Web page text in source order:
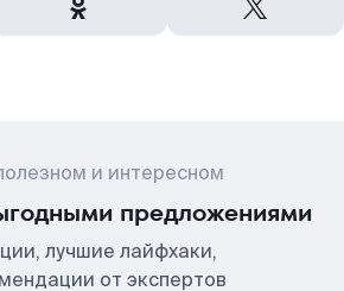
и интересном
предложениями
лучшие лайфхаки,
от экспертов